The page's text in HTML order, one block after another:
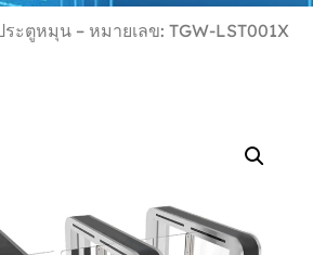
ระตูหมุน – หมายเลข: TGW-LST001X